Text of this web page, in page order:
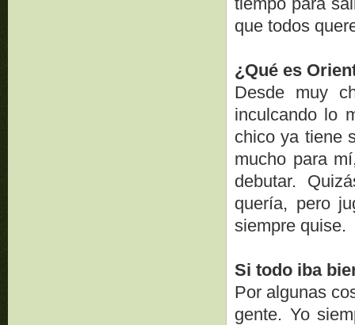
que todos
¿Qué es
Desde muy
inculcando lo
chico ya tiene
mucho para
debutar.
quería, pero
siempre quise.
Si todo iba
Por algunas
gente. Yo